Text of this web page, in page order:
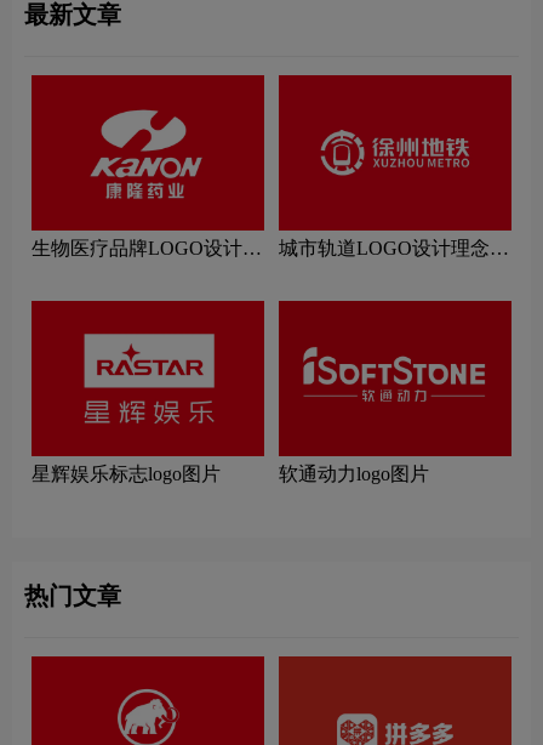
最新文章
生物医疗品牌LOGO设计理
城市轨道LOGO设计理念解
星辉娱乐标志logo图片 软通动力logo图片
热门文章